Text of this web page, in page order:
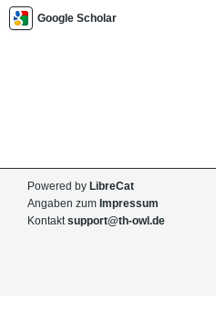
Google Scholar
Powered by LibreCat
Angaben zum Impressum
Kontaktsupport@th-owl.de